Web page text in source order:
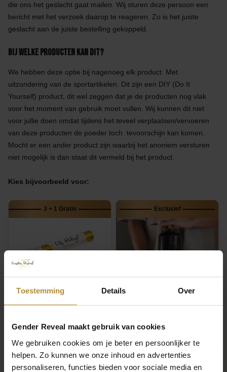
Toestemming Details Over
Gender Reveal maakt gebruik van cookies
We gebruiken cookies om je beter en persoonlijker te
helpen. Zo kunnen we onze inhoud en advertenties
personaliseren, functies bieden voor sociale media en
die ons het geslacht gaat mailen. Wij sturen deze persoon een
bericht met het verzoek daarop te reageren. Zo is het juiste
geslacht aan de juiste bestelling gekoppeld.
Bij welke producten kan dit?
We hebben deze optie bij nagenoeg elk product. Met
uitzondering van de sportartikelen. Dit zijn een DIY (Do It
Yourself) product, dit wel zeggen dat je de producten nog vlak
voor het moment van gebruik moet vullen. Wij kunnen dit niet
voor jullie doen omdat tijdens het teveel verplaatsen/vervoeren
van deze producten de poeder toch tevoorschijn kan komen.
Mocht er een ander product zijn waarbij het anoniem versturen
niet mogelijk is dan staat dit vermeld bij het product.
Kies bijvoorbeeld voor:
3 + 1 Gratis
8,95 1
Exclusief
64,95